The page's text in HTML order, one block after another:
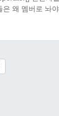
왜 멤버로 놔